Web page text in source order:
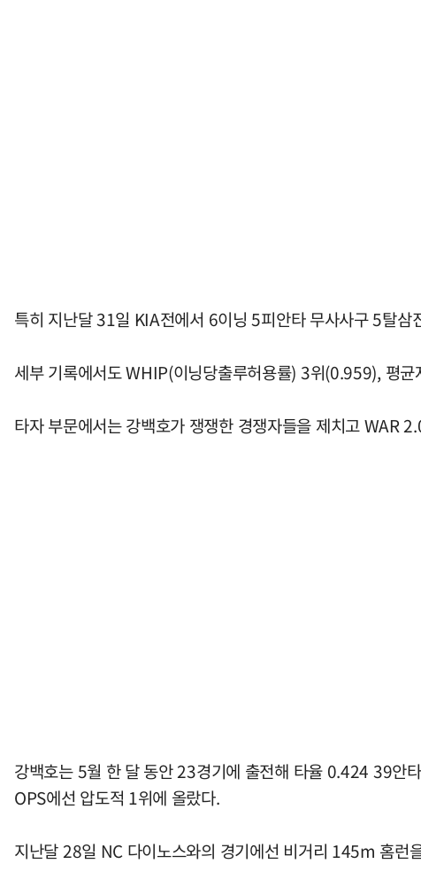
특히 지난달 31일 KIA전에서 6이닝 5피안타 무사사구 5탈
세부 기록에서도 WHIP(이닝당출루허용률) 3위(0.959), 평
타자 부문에서는 강백호가 쟁쟁한 경쟁자들을 제치고 WAR
강백호는 5월 한 달 동안 23경기에 출전해 타율 0.424 39안
OPS에선 압도적 1위에 올랐다.
지난달 28일 NC 다이노스와의 경기에선 비거리 145m 홈런